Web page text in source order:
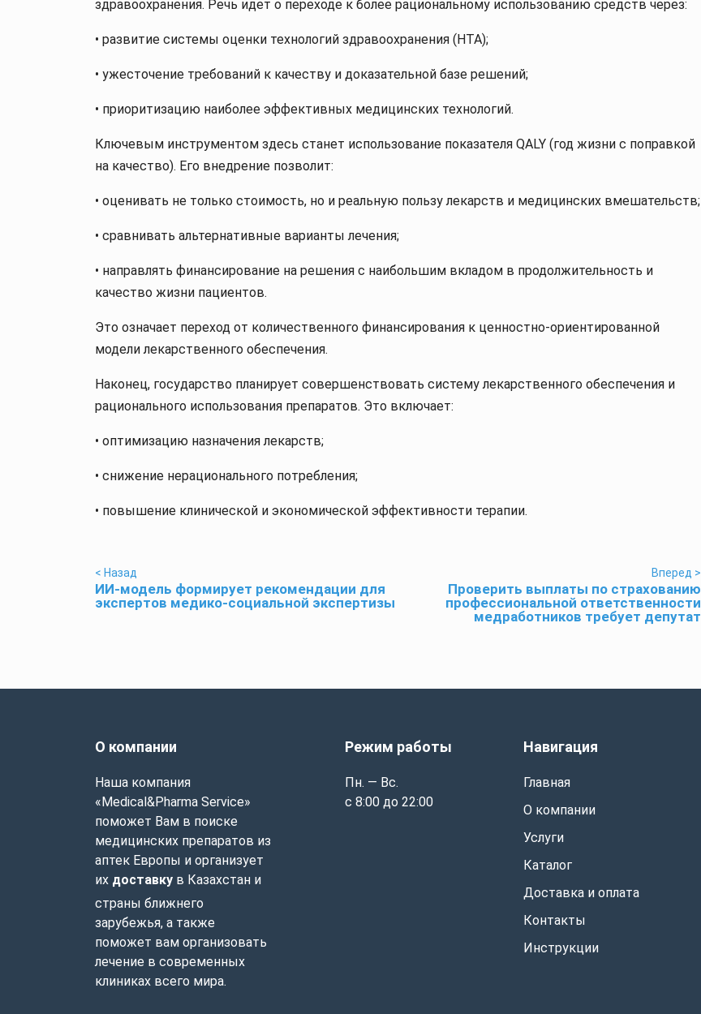
здравоохранения. Речь идет о переходе к более рациональному использованию средств через:
• развитие системы оценки технологий здравоохранения (HTA);
• ужесточение требований к качеству и доказательной базе решений;
• приоритизацию наиболее эффективных медицинских технологий.
Ключевым инструментом здесь станет использование показателя QALY (год жизни с поправкой
на качество). Его внедрение позволит:
• оценивать не только стоимость, но и реальную пользу лекарств и медицинских вмешательств;
• сравнивать альтернативные варианты лечения;
• направлять финансирование на решения с наибольшим вкладом в продолжительность и
качество жизни пациентов.
Это означает переход от количественного финансирования к ценностно-ориентированной
модели лекарственного обеспечения.
Наконец, государство планирует совершенствовать систему лекарственного обеспечения и
рационального использования препаратов. Это включает:
• оптимизацию назначения лекарств;
• снижение нерационального потребления;
• повышение клинической и экономической эффективности терапии.
< Назад
ИИ-модель формирует рекомендации для
экспертов медико-социальной экспертизы
Вперед >
Проверить выплаты по страхованию
профессиональной ответственности
медработников требует депутат
О компании
Наша компания
«Medical&Pharma Service»
поможет Вам в поиске
медицинских препаратов из
аптек Европы и организует
их доставку в Казахстан и
страны ближнего
зарубежья, а также
поможет вам организовать
лечение в современных
клиниках всего мира.
Режим работы
Пн. — Вс.
с 8:00 до 22:00
Навигация
Главная
О компании
Услуги
Каталог
Доставка и оплата
Контакты
Инструкции